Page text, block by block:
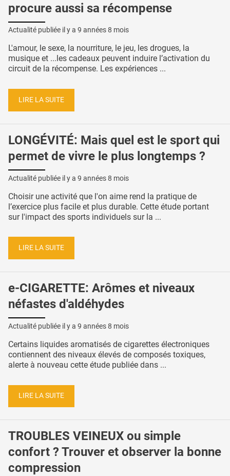
procure aussi sa récompense
Actualité publiée il y a 9 années 8 mois
L'amour, le sexe, la nourriture, le jeu, les drogues, la
musique et ...les cadeaux peuvent induire l’activation du
circuit de la récompense. Les expériences ...
LIRE LA SUITE
LONGÉVITÉ: Mais quel est le sport qui
permet de vivre le plus longtemps ?
Actualité publiée il y a 9 années 8 mois
Choisir une activité que l'on aime rend la pratique de
l’exercice plus facile et plus durable. Cette étude portant
sur l'impact des sports individuels sur la ...
LIRE LA SUITE
e-CIGARETTE: Arômes et niveaux
néfastes d'aldéhydes
Actualité publiée il y a 9 années 8 mois
Certains liquides aromatisés de cigarettes électroniques
contiennent des niveaux élevés de composés toxiques,
alerte à nouveau cette étude publiée dans ...
LIRE LA SUITE
TROUBLES VEINEUX ou simple
confort ? Trouver et observer la bonne
compression